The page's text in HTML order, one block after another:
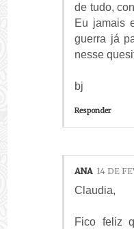
de tudo,
Eu jamais
guerra já
nesse
bj
Responder
ANA 14 DE
Claudia,
Fico feliz